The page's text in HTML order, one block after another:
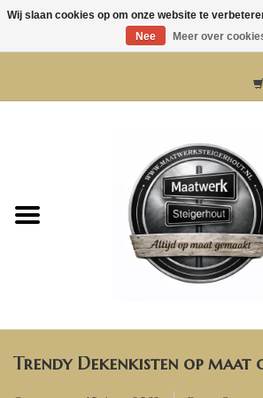
Horeca meubels
Bartafels
Trendy Dekenkisten op maat
Wij slaan cookies op om onze website te
Nee
Meer over